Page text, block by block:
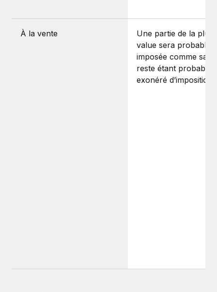
À la vente
Une partie de la plus-
value sera
imposée comme
reste étant
exonéré d’imposition.